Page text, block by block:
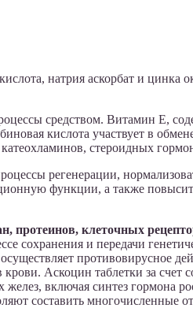
натрия аскорбат и цинка
средством. Витамин Е,
кислота участвует в
стероидных
регенерации,
функции, а также
протеинов, клеточных
сохранения и передачи
противовирусное
Аскоцин таблетки за
включая синтез гормона
составить многочисленные